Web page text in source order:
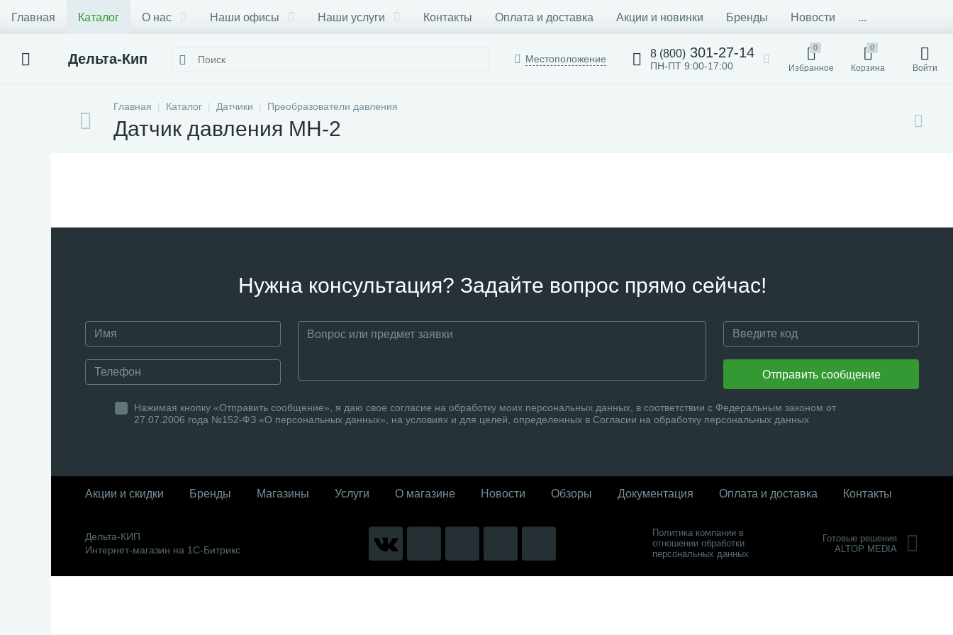
Главная Каталог О нас Наши офисы Наши услуги Контакты Оплата и доставка Акции и новинки Бренды Новости ...
Дельта-Кип Местоположение 8 (800) 301-27-14
ПН-ПТ 9:00-17:00
0
Избранное
0
Корзина Войти
Главная Каталог Датчики Преобразователи давления
Датчик давления MH-2
Нужна консультация? Задайте вопрос прямо сейчас!
Отправить сообщение
Нажимая кнопку «Отправить сообщение», я даю свое согласие на обработку моих персональных данных, в соответствии с Федеральным законом от
27.07.2006 года №152-ФЗ «О персональных данных», на условиях и для целей, определенных в Согласии на обработку персональных данных
Акции и скидки Бренды Магазины Услуги О магазине Новости Обзоры Документация Оплата и доставка Контакты
Дельта-КИП
Интернет-магазин на 1С-Битрикс
Политика компании в
отношении обработки
персональных данных
Готовые решения
ALTOP MEDIA